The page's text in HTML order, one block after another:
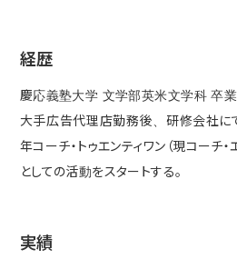
経歴
慶応義塾大学 文学部英米文学科 卒業
大手広告代理店勤務後、研修会社に
年コーチ・トゥエンティワン（現コーチ
としての活動をスタートする。
実績